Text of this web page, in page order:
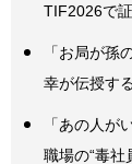
TIF2026で
「お局が孫
幸が伝授す
「あの人が
職場の“毒社